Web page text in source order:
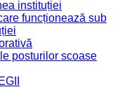
instituției
funcționează sub
posturilor scoase